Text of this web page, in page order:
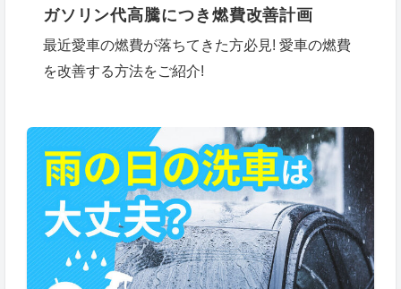
ガソリン代高騰につき燃費改善計画
最近愛車の燃費が落ちてきた方必見! 愛車の燃費
を改善する方法をご紹介!